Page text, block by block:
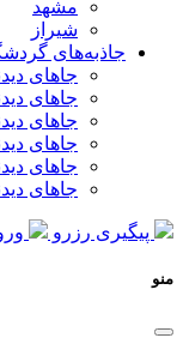
مشهد
شیراز
جاذبه‌های
جاهای
جاهای
جاهای
جاهای
جاهای
جاهای
پیگیری رزرو
منو